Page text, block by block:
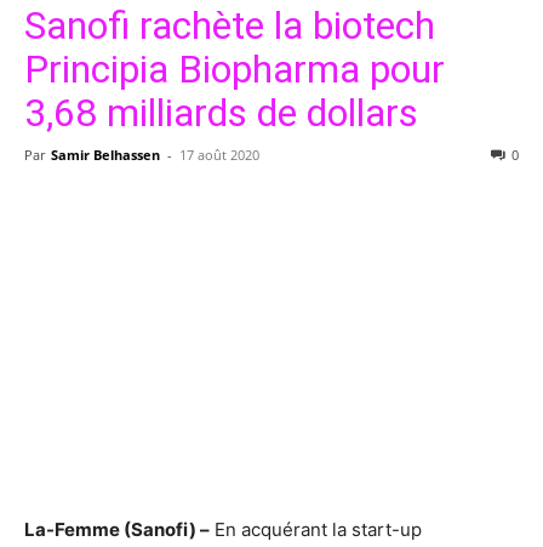
Sanofi rachète la biotech
Principia Biopharma pour
3,68 milliards de dollars
Par Samir Belhassen - 17 août 2020 0
La-Femme (Sanofi) – En acquérant la start-up